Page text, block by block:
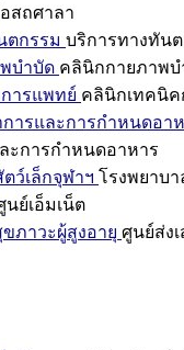
สถศาลา
ตกรรม บริการทางทัน
บำบัด คลินิกกายภาพบ
ารแพทย์ คลินิกเทคนิ
ารและการกำหนดอา
ะการกำหนดอาหาร
ว์เล็กจุฬาฯ โรงพยาบา
นย์เอ็มเน็ต
ภาวะผู้สูงอายุ ศูนย์ส่ง